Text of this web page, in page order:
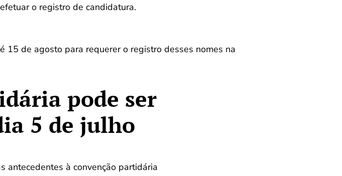
o registro de candidatura.
de agosto para requerer o registro desses nomes na
pode ser
5 de julho
antecedentes à convenção partidária